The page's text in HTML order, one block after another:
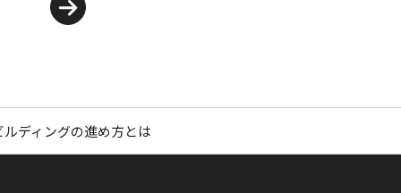
ディングの進め方とは